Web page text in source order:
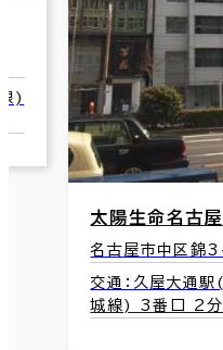
)
太陽生命名古
名古屋市中区
交通：久屋大通
城線) 3番口 2分